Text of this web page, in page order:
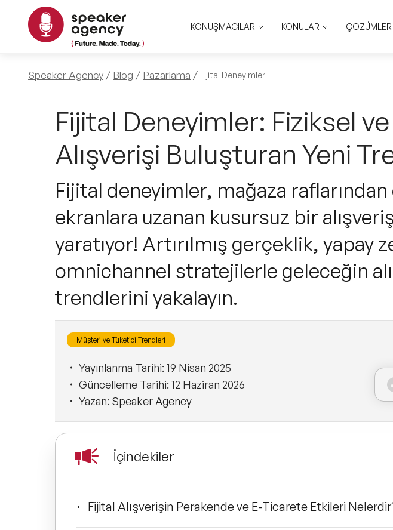
KONUŞMACILAR KONULAR ÇÖZÜMLER
Speaker Agency Blog Pazarlama Fijital Deneyimler
Fijital Deneyimler: Fiziksel
Alışverişi Buluşturan Yeni
Fijital deneyimler, mağaza
ekranlara uzanan kusursuz bir
yaratıyor! Artırılmış gerçeklik, yapay
omnichannel stratejilerle geleceğin
trendlerini yakalayın.
Müşteri ve Tüketici Trendleri
Yayınlanma Tarihi: 19 Nisan 2025
Güncelleme Tarihi: 12 Haziran 2026
Yazan: Speaker Agency
İçindekiler
Fijital Alışverişin Perakende ve E-Ticarete Etkileri